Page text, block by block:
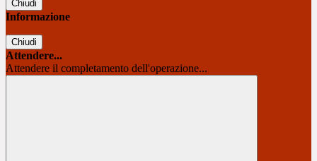
Chiudi
Informazione
Chiudi
Attendere...
Attendere il completamento dell'operazione...